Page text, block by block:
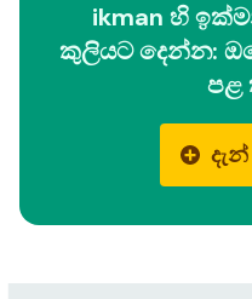
ikman හි
කුලියට දෙන්න:
පළ